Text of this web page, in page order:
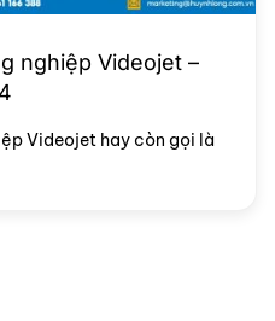
nghiệp Videojet –
Videojet hay còn gọi là